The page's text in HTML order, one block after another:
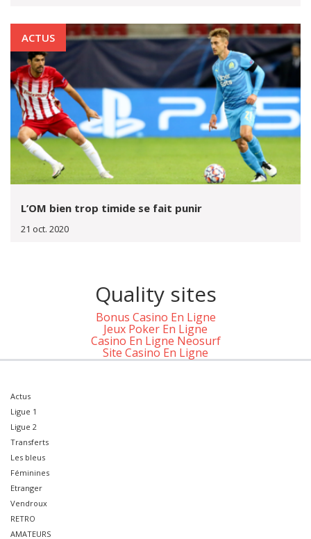
ACTUS
L’OM bien trop timide se fait punir
21 oct. 2020
Quality sites
Bonus Casino En Ligne
Jeux Poker En Ligne
Casino En Ligne Neosurf
Site Casino En Ligne
Actus
Ligue 1
Ligue 2
Transferts
Les bleus
Féminines
Etranger
Vendroux
RETRO
AMATEURS